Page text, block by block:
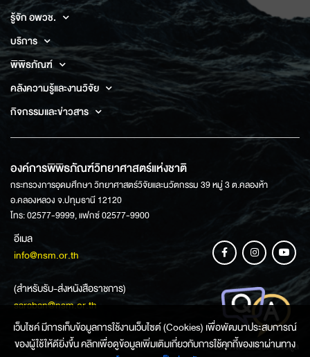
รู้จัก อพวช.
บริการ
พิพิธภัณฑ์
คลังความรู้และงานวิจัย
กิจกรรมและข่าวสาร
องค์การพิพิธภัณฑ์วิทยาศาสตร์แห่งชาติ
กระทรวงการอุดมศึกษา วิทยาศาสตร์วิจัยและนวัตกรรม 39 หมู่ 3 ต.คลองห้า
อ.คลองหลวง จ.ปทุมธานี 12120
โทร: 02577-9999, แฟกซ์ 02577-9900
อีเมล
info@nsm.or.th
(สำหรับรับ-ส่งหนังสือราชการ)
saraban@nsm.or.th
ช่องทางการสอบถามข้อมูล
เว็บไซค์ มีการเก็บข้อมูลการใช้งานเว็บไซต์ (Cookies) เพื่อพัฒนาประสบการณ์
ของผู้ใช้ให้ดียิ่งขึ้น คลิกเพื่อดูข้อมูลเพิ่มเติมเกี่ยวกับการใช้คุกกี้ของเราผ่านทาง